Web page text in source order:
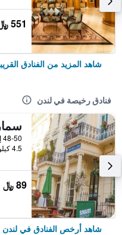
551 ﷼
شاهد المزيد من الفنادق
فنادق رخيصة في لندن
4.5 كيلومتر عن وسط المدينة
89 ﷼
شاهد أرخص الفنادق في لندن